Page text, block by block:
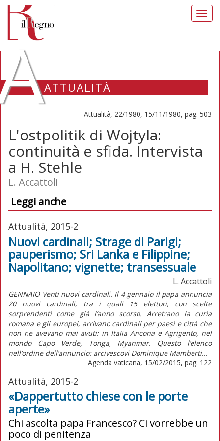
ATTUALITÀ
Attualità, 22/1980, 15/11/1980, pag. 503
L'ostpolitik di Wojtyla:
continuità e sfida. Intervista
a H. Stehle
L. Accattoli
Leggi anche
Attualità, 2015-2
Nuovi cardinali; Strage di Parigi;
pauperismo; Sri Lanka e Filippine;
Napolitano; vignette; transessuale
L. Accattoli
GENNAIO Venti nuovi cardinali. Il 4 gennaio il papa annuncia
20 nuovi cardinali, tra i quali 15 elettori, con scelte
sorprendenti come già l’anno scorso. Arretrano la curia
romana e gli europei, arrivano cardinali per paesi e città che
non ne avevano mai avuti: in Italia Ancona e Agrigento, nel
mondo Capo Verde, Tonga, Myanmar. Questo l’elenco
nell’ordine dell’annuncio: arcivescovi Dominique Mamberti...
Agenda vaticana, 15/02/2015, pag. 122
Attualità, 2015-2
«Dappertutto chiese con le porte
aperte»
Chi ascolta papa Francesco? Ci vorrebbe un
poco di penitenza